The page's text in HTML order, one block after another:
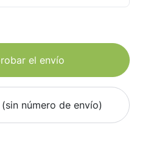
el envío
número de envío)